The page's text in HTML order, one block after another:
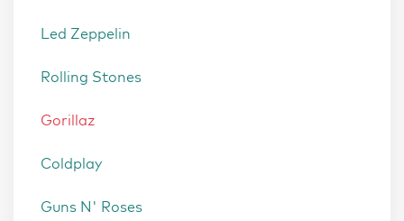
Led Zeppelin
Rolling Stones
Gorillaz
Coldplay
Guns N' Roses